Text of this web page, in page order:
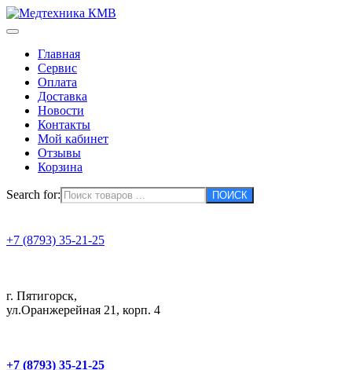
Главная
Сервис
Оплата
Доставка
Новости
Контакты
Мой кабинет
Отзывы
Корзина
Search for:
+7 (8793) 35-21-25
г. Пятигорск,
ул.Оранжерейная 21, корп. 4
+7 (8793) 35-21-25